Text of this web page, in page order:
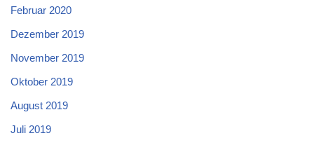
Februar 2020
Dezember 2019
November 2019
Oktober 2019
August 2019
Juli 2019